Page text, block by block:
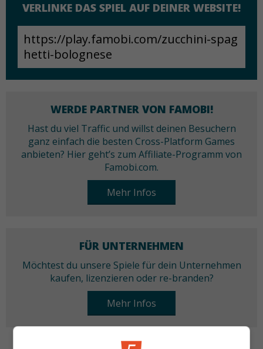
VERLINKE DAS SPIEL AUF DEINER WEBSITE!
WERDE PARTNER VON FAMOBI!
Hast du viel Traffic und willst deinen Besuchern
ganz einfach die besten Cross-Platform Games
anbieten? Hier geht’s zum Affiliate-Programm von
Famobi.com.
Mehr Infos
FÜR UNTERNEHMEN
Möchtest du unsere Spiele für dein Unternehmen
kaufen, lizenzieren oder re-branden?
Mehr Infos